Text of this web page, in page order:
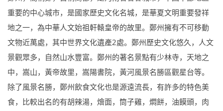
重要的中心城市，是國家歷史文化名城，是華夏文明重要發祥
地之一，為中華人文始祖軒轅皇帝的故里。鄭州擁有不可移動
文物近萬處，其中世界文化遺產2處。鄭州歷史文化悠久，人文
景觀眾多，自然山水豐富。鄭州的著名景點有少林寺，天地之
中，嵩山，黃帝故里，嵩陽書院，黃河風景名勝區觀星台等。
除了風景名勝，鄭州飲食文化也是源遠流長，有許多的特色美
食，比較出名的有胡辣湯，燴面，筒子雞，燜餅，油饃頭，肉